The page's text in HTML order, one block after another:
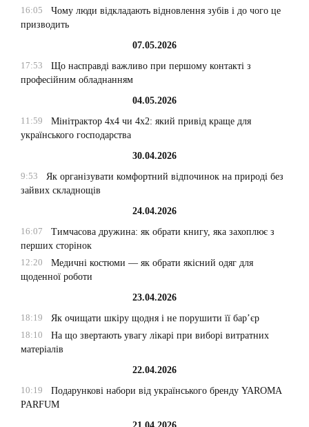
16:05
Чому люди відкладають відновлення зубів і до чого це
призводить
07.05.2026
17:53
Що насправді важливо при першому контакті з
професійним обладнанням
04.05.2026
11:59
Мінітрактор 4х4 чи 4х2: який привід краще для
українського господарства
30.04.2026
9:53
Як організувати комфортний відпочинок на природі без
зайвих складнощів
24.04.2026
16:07
Тимчасова дружина: як обрати книгу, яка захоплює з
перших сторінок
12:20
Медичні костюми — як обрати якісний одяг для
щоденної роботи
23.04.2026
18:19
Як очищати шкіру щодня і не порушити її бар’єр
18:10
На що звертають увагу лікарі при виборі витратних
матеріалів
22.04.2026
10:19
Подарункові набори від українського бренду YAROMA
PARFUM